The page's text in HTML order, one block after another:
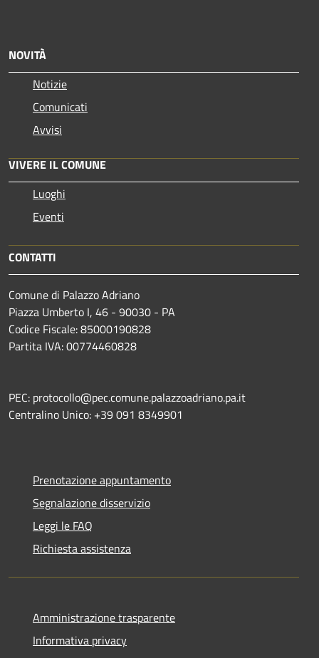
NOVITÀ
Notizie
Comunicati
Avvisi
VIVERE IL COMUNE
Luoghi
Eventi
CONTATTI
Comune di Palazzo Adriano
Piazza Umberto I, 46 - 90030 - PA
Codice Fiscale: 85000190828
Partita IVA: 00774460828
PEC: protocollo@pec.comune.palazzoadriano.pa.it
Centralino Unico: +39 091 8349901
Prenotazione appuntamento
Segnalazione disservizio
Leggi le FAQ
Richiesta assistenza
Amministrazione trasparente
Informativa privacy